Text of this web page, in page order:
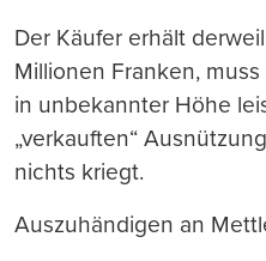
Der Käufer erhält
Millionen Franken,
in unbekannter Höhe
„verkauften“
nichts kriegt.
Auszuhändigen an